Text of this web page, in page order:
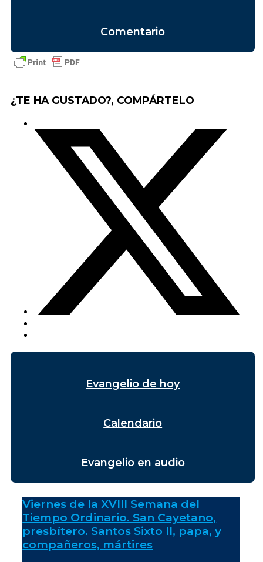
Comentario
¿TE HA GUSTADO?, COMPÁRTELO
Evangelio de hoy
Calendario
Evangelio en audio
Viernes de la XVIII Semana del
Tiempo Ordinario. San Cayetano,
presbítero. Santos Sixto II, papa, y
compañeros, mártires